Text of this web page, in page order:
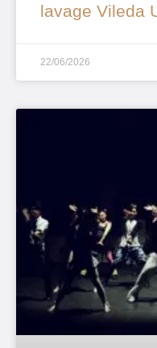
lavage Vileda
22/06/2026